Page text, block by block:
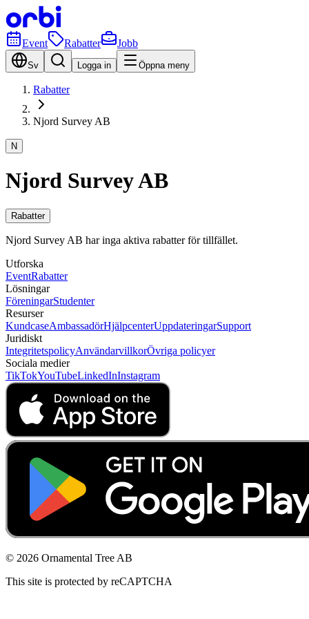
Event Rabatter Jobb
Sv Logga in Öppna meny
Rabatter
Njord Survey AB
N
Njord Survey AB
Rabatter
Njord Survey AB har inga aktiva rabatter för tillfället.
Utforska
EventRabatter
Lösningar
FöreningarStudenter
Resurser
KundcaseAmbassadörHjälpcenterUppdateringarSupport
Juridiskt
IntegritetspolicyAnvändarvillkorÖvriga policyer
Sociala medier
TikTokYouTubeLinkedInInstagram
© 2026 Ornamental Tree AB
This site is protected by reCAPTCHA